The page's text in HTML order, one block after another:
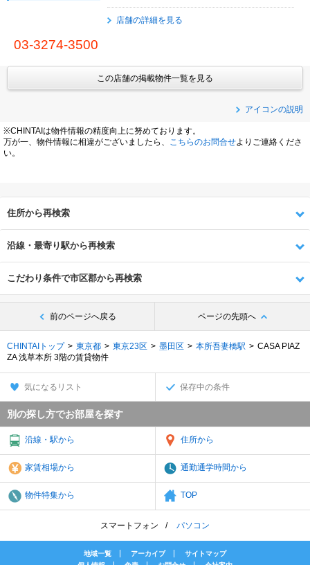
店舗の詳細を見る
03-3274-3500
この店舗の掲載物件一覧を見る
アイコンの説明
※CHINTAIは物件情報の精度向上に努めております。
万が一、物件情報に相違がございましたら、
こちらのお問合せよりご連絡くださ
い。
住所から再検索
沿線・最寄り駅から再検索
こだわり条件で市区郡から再検索
前のページへ戻る ページの先頭へ
CHINTAIトップ 東京都 東京23区 墨田区 本所吾妻橋駅
CASA PIAZ
ZA 浅草本所 3階の賃貸物件
気になるリスト 保存中の条件
別の探し方でお部屋を探す
沿線・駅から 住所から
家賃相場から 通勤通学時間から
物件特集から TOP
スマートフォン パソコン
地域一覧 アーカイブ
サイトマップ